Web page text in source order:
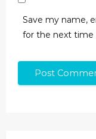
Save my name,
for the next